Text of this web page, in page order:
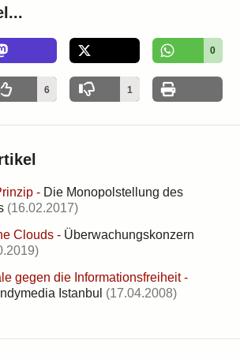
0
6 1
- Die Monopolstellung des
(16.02.2017)
Clouds - Überwachungskonzern
gegen die Informationsfreiheit-
Istanbul (17.04.2008)